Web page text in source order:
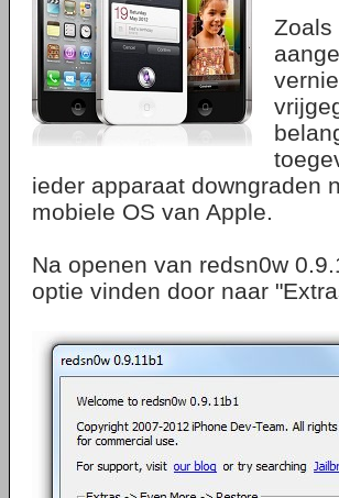
Zoals
ieder apparaat downgraden
mobiele OS van Apple.
Na openen van redsn0w
optie vinden door naar